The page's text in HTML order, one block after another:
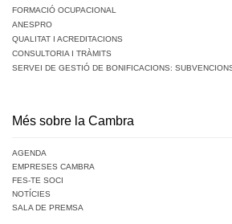
FORMACIÓ OCUPACIONAL
ANESPRO
QUALITAT I ACREDITACIONS
CONSULTORIA I TRÀMITS
SERVEI DE GESTIÓ DE BONIFICACIONS:
Més sobre la Cambra
AGENDA
EMPRESES CAMBRA
FES-TE SOCI
NOTÍCIES
SALA DE PREMSA